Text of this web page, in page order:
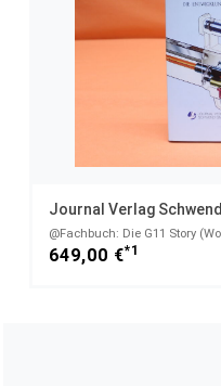
Journal Verlag Schwend
649,00 €*1